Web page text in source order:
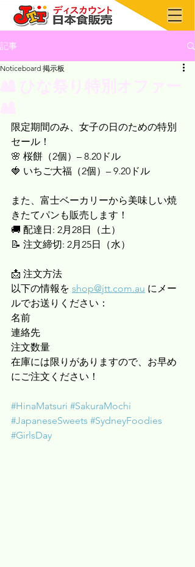
記事
Noticeboard 掲示板
限定期間のみ、女子の日のための特別
セール！
🌸 桜餅（2個）– 8.20ドル
🍓 いちご大福（2個）– 9.20ドル
また、富士ベーカリーから美味しい焼
きたてパンも販売します！
🚚 配達日: 2月28日（土）
📝 注文締切: 2月25日（水）
📩 注文方法
以下の情報を shop@jtt.com.au にメー
ルでお送りください：
名前
連絡先
注文数量
在庫には限りがありますので、お早め
にご注文ください！
#HinaMatsuri #SakuraMochi
#JapaneseSweets #SydneyFoodies
#GirlsDay